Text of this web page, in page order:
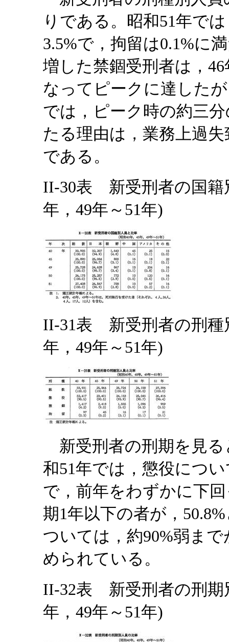
りである。昭和51年で
3.5%で，拘留は0.1%に
増した禁錮受刑者は，
なってピークに達した
では，ピーク時の約三
たる理由は，業務上過
である。
II-30表 新受刑者の国籍
年，49年～51年)
II-31表 新受刑者の刑種
年，49年～51年)
新受刑者の刑期を見る
和51年では，懲役につ
で，前年をわずかに下
期1年以下の者が，
ついては，約90%弱ま
められている。
II-32表 新受刑者の刑期
年，49年～51年)